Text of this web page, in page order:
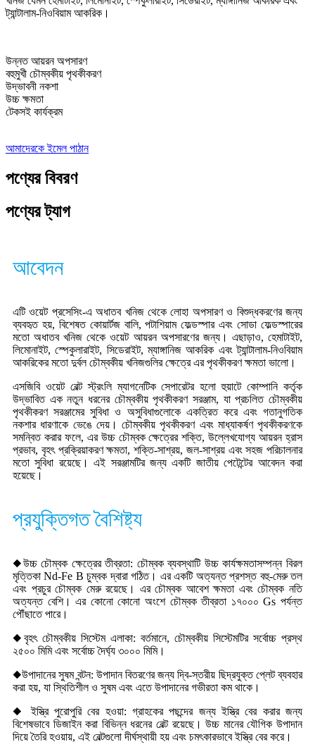
ট্যান্টালাম-নিওবিয়াম আকরিক।
উন্নত আয়রন অপসারণ
বহুমুখী চৌম্বকীয় পৃথকীকরণ
উদ্ভাবনী নকশা
উচ্চ ক্ষমতা
টেকসই কার্যক্রম
আমাদেরকে ইমেল পাঠান
পণ্যের বিবরণ
পণ্যের ট্যাগ
আবেদন
এটি ওয়েট প্রসেসিং-এ অধাতব খনিজ থেকে লোহা অপসারণ ও বিশুদ্ধকরণের জন্য
ব্যবহৃত হয়, বিশেষত কোয়ার্টজ বালি, পটাশিয়াম ফেল্ডস্পার এবং সোডা ফেল্ডস্পারের
মতো অধাতব খনিজ থেকে ওয়েট আয়রন অপসারণের জন্য। এছাড়াও, হেমাটাইট,
লিমোনাইট, স্পেকুলারাইট, সিডেরাইট, ম্যাঙ্গানিজ আকরিক এবং ট্যান্টালাম-নিওবিয়াম
আকরিকের মতো দুর্বল চৌম্বকীয় খনিজগুলির ক্ষেত্রে এর পৃথকীকরণ ক্ষমতা ভালো।
এসজিবি ওয়েট বেল্ট স্ট্রংলি ম্যাগনেটিক সেপারেটর হলো হুয়াটে কোম্পানি কর্তৃক
উদ্ভাবিত এক নতুন ধরনের চৌম্বকীয় পৃথকীকরণ সরঞ্জাম, যা প্রচলিত চৌম্বকীয়
পৃথকীকরণ সরঞ্জামের সুবিধা ও অসুবিধাগুলোকে একত্রিত করে এবং গতানুগতিক
নকশার ধারণাকে ভেঙে দেয়। চৌম্বকীয় পৃথকীকরণ এবং মাধ্যাকর্ষণ পৃথকীকরণকে
সমন্বিত করার ফলে, এর উচ্চ চৌম্বক ক্ষেত্রের শক্তি, উল্লেখযোগ্য আয়রন হ্রাস
প্রভাব, বৃহৎ প্রক্রিয়াকরণ ক্ষমতা, শক্তি-সাশ্রয়, জল-সাশ্রয় এবং সহজ পরিচালনার
মতো সুবিধা রয়েছে। এই সরঞ্জামটির জন্য একটি জাতীয় পেটেন্টের আবেদন করা
হয়েছে।
প্রযুক্তিগত বৈশিষ্ট্য
◆উচ্চ চৌম্বক ক্ষেত্রের তীব্রতা: চৌম্বক ব্যবস্থাটি উচ্চ কার্যক্ষমতাসম্পন্ন বিরল
মৃত্তিকা Nd-Fe B চুম্বক দ্বারা গঠিত। এর একটি অত্যন্ত প্রশস্ত বহু-মেরু তল
এবং প্রচুর চৌম্বক মেরু রয়েছে। এর চৌম্বক আবেশ ক্ষমতা এবং চৌম্বক নতি
অত্যন্ত বেশি। এর কোনো কোনো অংশে চৌম্বক তীব্রতা ১৭০০০ Gs পর্যন্ত
পৌঁছাতে পারে।
◆বৃহৎ চৌম্বকীয় সিস্টেম এলাকা: বর্তমানে, চৌম্বকীয় সিস্টেমটির সর্বোচ্চ প্রস্থ
২৫০০ মিমি এবং সর্বোচ্চ দৈর্ঘ্য ৩০০০ মিমি।
◆উপাদানের সুষম বন্টন: উপাদান বিতরণের জন্য দ্বি-স্তরীয় ছিদ্রযুক্ত প্লেট ব্যবহার
করা হয়, যা স্থিতিশীল ও সুষম এবং এতে উপাদানের গভীরতা কম থাকে।
◆ ইস্ত্রি পুরোপুরি বের হওয়া: গ্রাহকের পছন্দের জন্য ইস্ত্রি বের করার জন্য
বিশেষভাবে ডিজাইন করা বিভিন্ন ধরনের বেল্ট রয়েছে। উচ্চ মানের যৌগিক উপাদান
দিয়ে তৈরি হওয়ায়, এই বেল্টগুলো দীর্ঘস্থায়ী হয় এবং চমৎকারভাবে ইস্ত্রি বের করে।